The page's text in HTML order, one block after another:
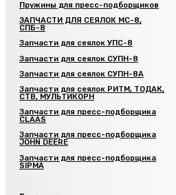
Пружины для пресс-подборщиков
ЗАПЧАСТИ ДЛЯ СЕЯЛОК МС-8,
СПБ-8
Запчасти для сеялок УПС-8
Запчасти для сеялок СУПН-8
Запчасти для сеялок СУПН-8А
Запчасти для сеялок РИТМ, ТОДАК,
СТВ, МУЛЬТИКОРН
Запчасти для пресс-подборщика
CLAAS
Запчасти для пресс-подборщика
JOHN DEERE
Запчасти для пресс-подборщика
SIPMA